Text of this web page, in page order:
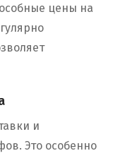
цены на
и
Это особенно